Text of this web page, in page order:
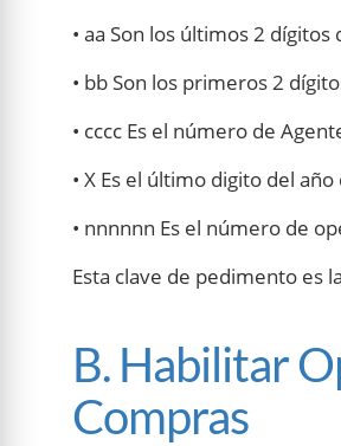
• aa Son los últimos 2
• bb Son los primeros 2
• cccc Es el número de
• X Es el último digito del
• nnnnnn Es el número de
Esta clave de pedimento es
B. Habilitar
Compras